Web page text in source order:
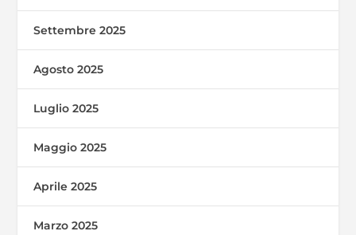
Settembre 2025
Agosto 2025
Luglio 2025
Maggio 2025
Aprile 2025
Marzo 2025